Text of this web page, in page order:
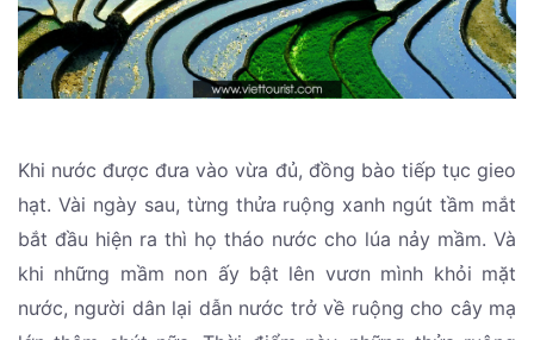
Khi nước được đưa vào vừa đủ, đồng bào tiếp tục gieo
hạt. Vài ngày sau, từng thửa ruộng xanh ngút tầm mắt
bắt đầu hiện ra thì họ tháo nước cho lúa nảy mầm. Và
khi những mầm non ấy bật lên vươn mình khỏi mặt
nước, người dân lại dẫn nước trở về ruộng cho cây mạ